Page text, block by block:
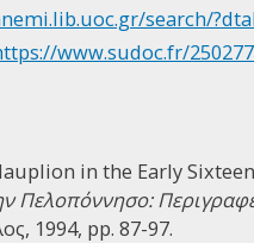
search/
www.sudoc.fr/
in the Early
Πελοπόννησο:
1994, pp. 87-97.